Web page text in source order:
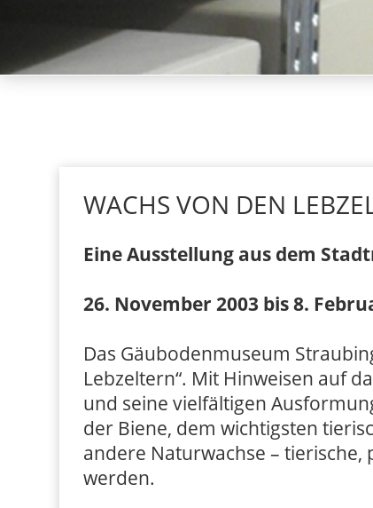
WACHS VON DEN
Eine Ausstellung aus dem
26. November 2003 bis 8.
Das Gäubodenmuseum
Lebzeltern“. Mit Hinweisen auf
und seine vielfältigen
der Biene, dem wichtigsten
andere Naturwachse –
werden.